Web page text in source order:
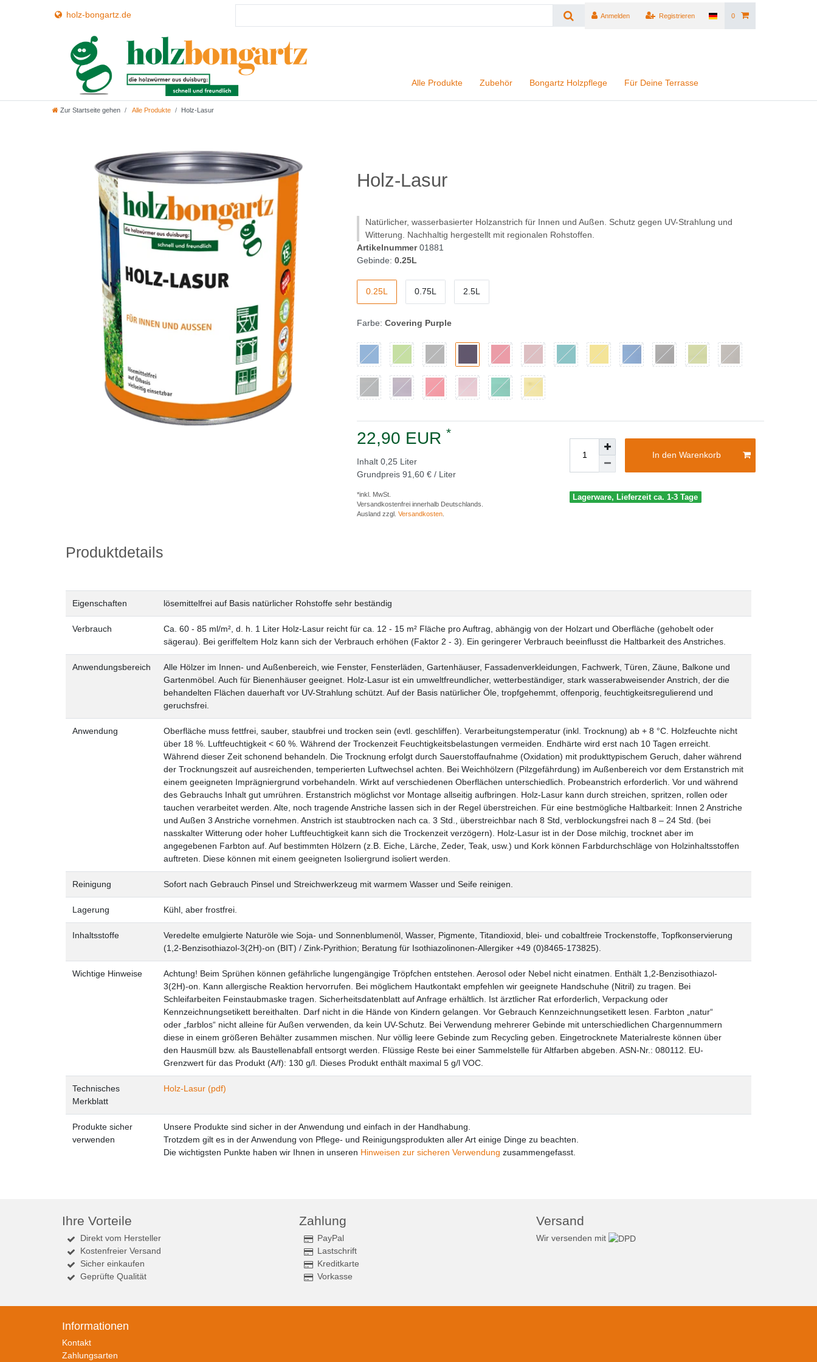
holz-bongartz.de Anmelden Registrieren 0
Alle Produkte Zubehör Bongartz Holzpflege Für Deine Terrasse
Zur Startseite gehen Alle Produkte Holz-Lasur
Holz-Lasur
Natürlicher, wasserbasierter Holzanstrich für Innen und Außen. Schutz gegen UV-Strahlung und
Witterung. Nachhaltig hergestellt mit regionalen Rohstoffen.
Artikelnummer01881
Gebinde: 0.25L
0.25L 0.75L 2.5L
Farbe: Covering Purple
22,90 EUR *
Inhalt 0,25 Liter
Grundpreis 91,60 € / Liter
*inkl. MwSt.
Versandkostenfrei innerhalb Deutschlands.
Ausland zzgl. Versandkosten
In den Warenkorb
Lagerware, Lieferzeit ca. 1-3 Tage
Produktdetails
Eigenschaften lösemittelfrei auf Basis natürlicher Rohstoffe sehr beständig
Verbrauch
Ca. 60 - 85 ml/m², d. h. 1 Liter Holz-Lasur reicht für ca. 12 - 15 m² Fläche pro Auftrag, abhängig von der Holzart und Oberfläche (gehobelt oder
sägerau). Bei geriffeltem Holz kann sich der Verbrauch erhöhen (Faktor 2 - 3). Ein geringerer Verbrauch beeinflusst die Haltbarkeit des Anstriches.
Anwendungsbereich
Alle Hölzer im Innen- und Außenbereich, wie Fenster, Fensterläden, Gartenhäuser, Fassadenverkleidungen, Fachwerk, Türen, Zäune, Balkone und
Gartenmöbel. Auch für Bienenhäuser geeignet. Holz-Lasur ist ein umweltfreundlicher, wetterbeständiger, stark wasserabweisender Anstrich, der die
behandelten Flächen dauerhaft vor UV-Strahlung schützt. Auf der Basis natürlicher Öle, tropfgehemmt, offenporig, feuchtigkeitsregulierend und
geruchsfrei.
Anwendung Oberfläche muss fettfrei, sauber, staubfrei und trocken sein (evtl. geschliffen). Verarbeitungstemperatur (inkl. Trocknung) ab + 8 °C. Holzfeuchte nicht
über 18 %. Luftfeuchtigkeit < 60 %. Während der Trockenzeit Feuchtigkeitsbelastungen vermeiden. Endhärte wird erst nach 10 Tagen erreicht.
Während dieser Zeit schonend behandeln. Die Trocknung erfolgt durch Sauerstoffaufnahme (Oxidation) mit produkttypischem Geruch, daher während
der Trocknungszeit auf ausreichenden, temperierten Luftwechsel achten. Bei Weichhölzern (Pilzgefährdung) im Außenbereich vor dem Erstanstrich mit
einem geeigneten Imprägniergrund vorbehandeln. Wirkt auf verschiedenen Oberflächen unterschiedlich. Probeanstrich erforderlich. Vor und während
des Gebrauchs Inhalt gut umrühren. Erstanstrich möglichst vor Montage allseitig aufbringen.
Holz-Lasur kann durch streichen, spritzen, rollen oder
tauchen verarbeitet werden. Alte, noch tragende Anstriche lassen sich in der Regel überstreichen. Für eine bestmögliche Haltbarkeit: Innen 2 Anstriche
und Außen 3 Anstriche vornehmen. Anstrich ist staubtrocken nach ca. 3 Std., überstreichbar nach 8 Std, verblockungsfrei nach 8 – 24 Std. (bei
nasskalter Witterung oder hoher Luftfeuchtigkeit kann sich die Trockenzeit verzögern). Holz-Lasur ist in der Dose milchig, trocknet aber im
angegebenen Farbton auf. Auf bestimmten Hölzern (z.B. Eiche, Lärche, Zeder, Teak, usw.) und Kork können Farbdurchschläge von Holzinhaltsstoffen
auftreten. Diese können mit einem geeigneten Isoliergrund isoliert werden.
Reinigung Sofort nach Gebrauch Pinsel und Streichwerkzeug mit warmem Wasser und Seife reinigen.
Lagerung Kühl, aber frostfrei.
Inhaltsstoffe
Veredelte emulgierte Naturöle wie Soja- und Sonnenblumenöl, Wasser, Pigmente, Titandioxid, blei- und cobaltfreie Trockenstoffe, Topfkonservierung
(1,2-Benzisothiazol-3(2H)-on (BIT) / Zink-Pyrithion; Beratung für Isothiazolinonen-Allergiker +49 (0)8465-173825).
Wichtige Hinweise
Achtung! Beim Sprühen können gefährliche lungengängige Tröpfchen entstehen. Aerosol oder Nebel nicht einatmen. Enthält 1,2-Benzisothiazol-
3(2H)-on. Kann allergische Reaktion hervorrufen. Bei möglichem Hautkontakt empfehlen wir geeignete Handschuhe (Nitril) zu tragen. Bei
Schleifarbeiten Feinstaubmaske tragen. Sicherheitsdatenblatt auf Anfrage erhältlich. Ist ärztlicher Rat erforderlich, Verpackung oder
Kennzeichnungsetikett bereithalten. Darf nicht in die Hände von Kindern gelangen. Vor Gebrauch Kennzeichnungsetikett lesen. Farbton „natur“
oder „farblos“ nicht alleine für Außen verwenden, da kein UV-Schutz. Bei Verwendung mehrerer Gebinde mit unterschiedlichen Chargennummern
diese in einem größeren Behälter zusammen mischen. Nur völlig leere Gebinde zum Recycling geben. Eingetrocknete Materialreste können über
den Hausmüll bzw. als Baustellenabfall entsorgt werden. Flüssige Reste bei einer Sammelstelle für Altfarben abgeben. ASN-Nr.: 080112. EU-
Grenzwert für das Produkt (A/f): 130 g/l. Dieses Produkt enthält maximal 5 g/l VOC.
Technisches
Merkblatt
Holz-Lasur (pdf)
Produkte sicher
verwenden
Unsere Produkte sind sicher in der Anwendung und einfach in der Handhabung.
Trotzdem gilt es in der Anwendung von Pflege- und Reinigungsprodukten aller Art einige Dinge zu beachten.
Die wichtigsten Punkte haben wir Ihnen in unseren Hinweisen zur sicheren Verwendung zusammengefasst.
Ihre Vorteile
Direkt vom Hersteller
Kostenfreier Versand
Sicher einkaufen
Geprüfte Qualität
Zahlung
PayPal
Lastschrift
Kreditkarte
Vorkasse
Versand
Wir versenden mit
Informationen
Kontakt
Zahlungsarten